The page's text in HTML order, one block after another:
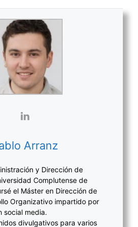
Arranz
y Dirección de
Complutense de
el Máster en Dirección de
Organizativo impartido por
social media.
divulgativos para varios